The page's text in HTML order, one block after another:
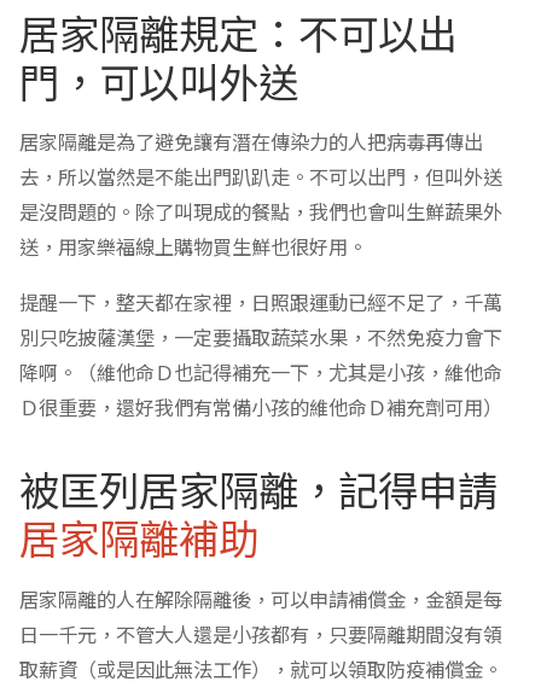
居家隔離規定：不可以出
門，可以叫外送
居家隔離是為了避免讓有潛在傳染力的人把病毒再傳出
去，所以當然是不能出門趴趴走。不可以出門，但叫外送
是沒問題的。除了叫現成的餐點，我們也會叫生鮮蔬果外
送，用家樂福線上購物買生鮮也很好用。
提醒一下，整天都在家裡，日照跟運動已經不足了，千萬
別只吃披薩漢堡，一定要攝取蔬菜水果，不然免疫力會下
降啊。（維他命Ｄ也記得補充一下，尤其是小孩，維他命
Ｄ很重要，還好我們有常備小孩的維他命Ｄ補充劑可用）
被匡列居家隔離，記得申請
居家隔離補助
居家隔離的人在解除隔離後，可以申請補償金，金額是每
日一千元，不管大人還是小孩都有，只要隔離期間沒有領
取薪資（或是因此無法工作），就可以領取防疫補償金。